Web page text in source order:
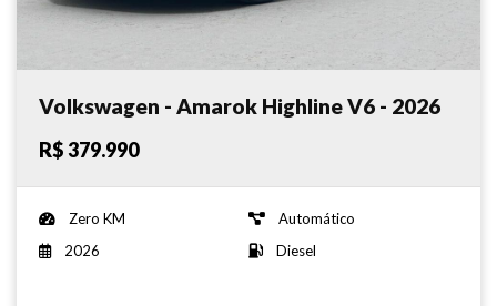
Volkswagen - Amarok Highline V6 - 2026
R$ 379.990
Zero KM
Automático
2026
Diesel